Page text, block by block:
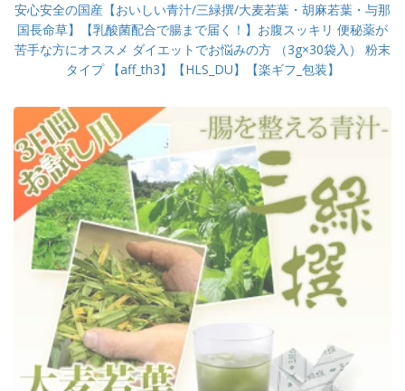
安心安全の国産【おいしい青汁/三緑撰/大麦若葉・胡麻若葉・与那
国長命草】【乳酸菌配合で腸まで届く！】お腹スッキリ 便秘薬が
苦手な方にオススメ ダイエットでお悩みの方 （3g×30袋入） 粉末
タイプ 【aff_th3】【HLS_DU】【楽ギフ_包装】